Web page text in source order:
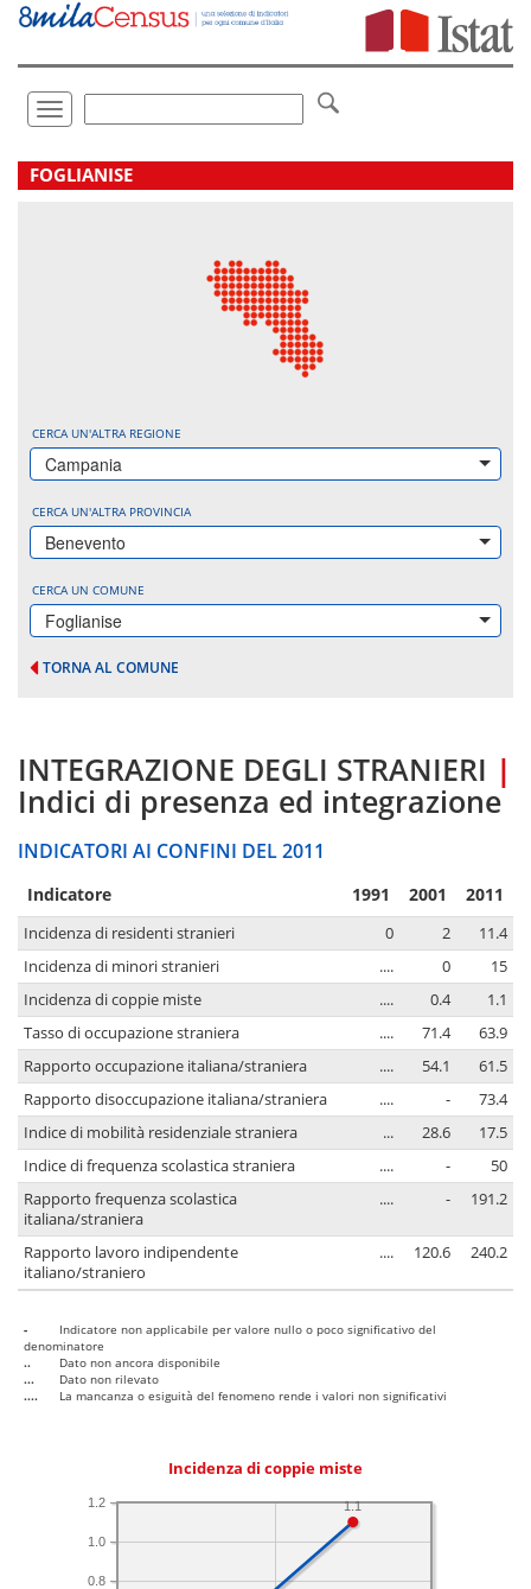
Vai
direttamente
Toggle
navigation
.
FOGLIANISE
CERCA UN'ALTRA REGIONE
Campania
CERCA UN'ALTRA PROVINCIA
Benevento
CERCA UN COMUNE
Foglianise
TORNA AL COMUNE
INTEGRAZIONE DEGLI STRANIERI |
Indici di presenza ed integrazione
INDICATORI AI CONFINI DEL 2011
Indicatore 1991 2001 2011
Incidenza di residenti stranieri 0 2
11.4
Incidenza di minori stranieri
.... 0
15
Incidenza di coppie miste
.... 0.4
1.1
Tasso di occupazione straniera
.... 71.4
63.9
Rapporto occupazione italiana/straniera
.... 54.1
61.5
Rapporto disoccupazione italiana/straniera
.... -
73.4
Indice di mobilità residenziale straniera
... 28.6
17.5
Indice di frequenza scolastica straniera
.... -
50
Rapporto frequenza scolastica
italiana/straniera
.... - 191.2
Rapporto lavoro indipendente
italiano/straniero
.... 120.6 240.2
-
Indicatore non applicabile per valore nullo o poco significativo del
denominatore
..
Dato non ancora disponibile
...
Dato non rilevato
....
La mancanza o esiguità del fenomeno rende i valori non significativi
Incidenza di coppie miste
0.8
1.0
1.2 1.1